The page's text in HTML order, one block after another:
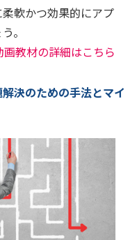
軟かつ効果的にアプ
。
画教材の詳細はこちら
決のための手法とマイ